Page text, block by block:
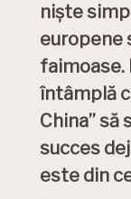
niște
europene
faimoase.
întâmplă
China” să
succes
este din